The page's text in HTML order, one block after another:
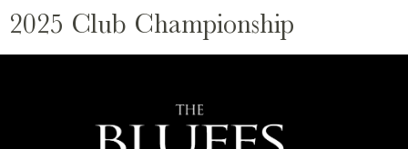
2025 Club Championship